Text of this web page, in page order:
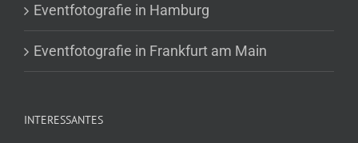
Eventfotografie in Hamburg
Eventfotografie in Frankfurt am Main
INTERESSANTES